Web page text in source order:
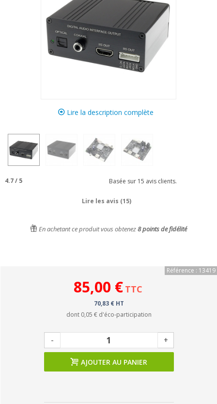
Lire la description complète
4.7/ 5 Basée sur 15 avis clients.
Lire les avis (15)
En achetant ce produit vous obtenez8points de fidélité
Référence : 13419
85,00 € TTC
70,83 € HT
dont 0,05 € d'éco-participation
- +
AJOUTER AU PANIER